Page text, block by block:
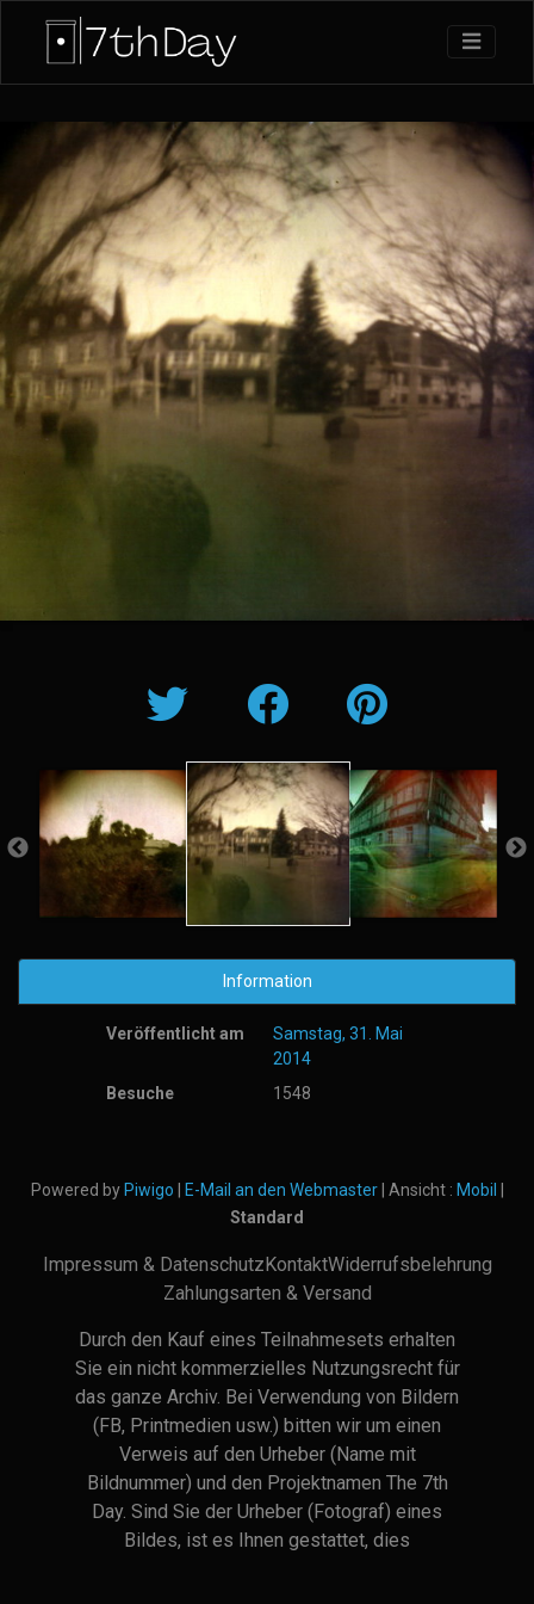
Information
Veröffentlicht am
Samstag, 31. Mai
2014
Besuche
1548
Powered by Piwigo E-Mail an den Webmaster| Ansicht : Mobil
Standard
Impressum & DatenschutzKontaktWiderrufsbelehrung
Zahlungsarten & Versand
Durch den Kauf eines Teilnahmesets erhalten
Sie ein nicht kommerzielles Nutzungsrecht für
das ganze Archiv. Bei Verwendung von Bildern
(FB, Printmedien usw.) bitten wir um einen
Verweis auf den Urheber (Name mit
Bildnummer) und den Projektnamen The 7th
Day. Sind Sie der Urheber (Fotograf) eines
Bildes, ist es Ihnen gestattet, dies